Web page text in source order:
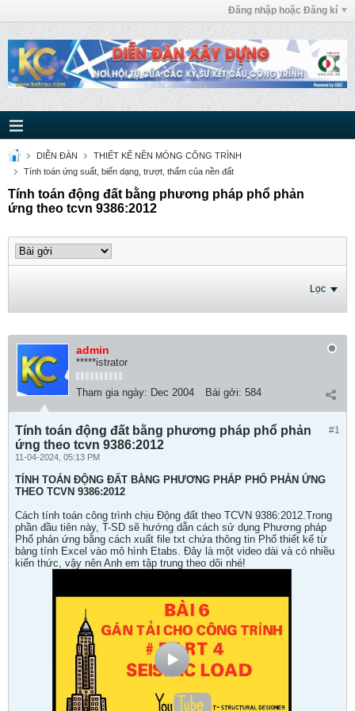
Đăng nhập hoặc Đăng kí
DIỄN ĐÀN
THIẾT KẾ NỀN MÓNG CÔNG TRÌNH
Tính toán ứng suất, biến dạng, trượt, thấm của nền đất
Tính toán động đất bằng phương pháp phổ phản
ứng theo tcvn 9386:2012
Lọc
admin
*****istrator
Tham gia ngày: Dec 2004 Bài gởi: 584
#1
Tính toán động đất bằng phương pháp phổ phản
ứng theo tcvn 9386:2012
11-04-2024, 05:13 PM
TÍNH TOÁN ĐỘNG ĐẤT BẰNG PHƯƠNG PHÁP PHỔ PHẢN ỨNG
THEO TCVN 9386:2012
Cách tính toán công trình chịu Động đất theo TCVN 9386:2012.Trong
phần đầu tiên này, T-SD sẽ hướng dẫn cách sử dụng Phương pháp
Phổ phản ứng bằng cách xuất file txt chứa thông tin Phổ thiết kế từ
bảng tính Excel vào mô hình Etabs. Đây là một video dài và có nhiều
kiến thức, vậy nên Anh em tập trung theo dõi nhé!